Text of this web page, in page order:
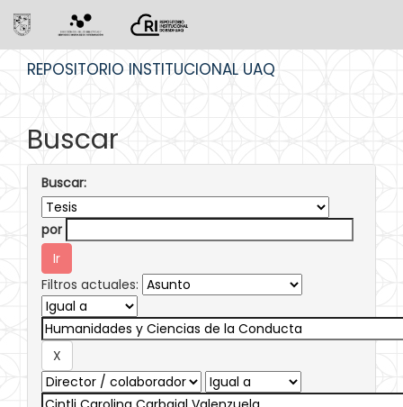
REPOSITORIO INSTITUCIONAL UAQ
Buscar
Buscar:
por
Filtros actuales: